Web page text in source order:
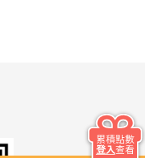
累積點數
登入查看